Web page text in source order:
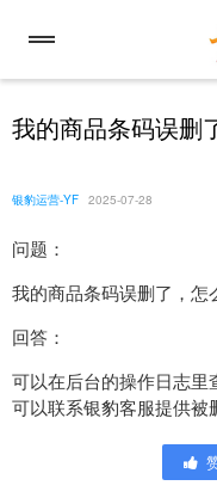
我的商品条码误删
银豹运营-YF 2025-07-28
问题：
我的商品条码误删了，怎
回答：
可以在后台的操作日志里
可以联系银豹客服提供被